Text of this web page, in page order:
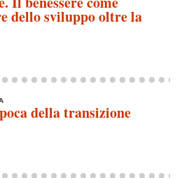
dello sviluppo oltre la
della transizione